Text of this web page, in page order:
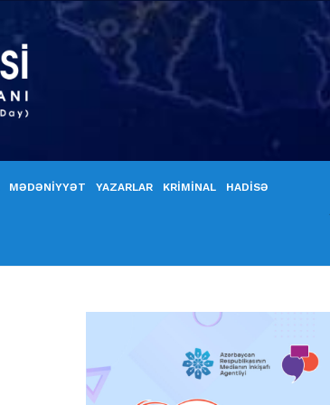
MƏDƏNİYYƏT YAZARLAR KRİMİNAL HADİSƏ